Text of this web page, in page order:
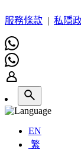
服務條款 | 私隱
EN
繁